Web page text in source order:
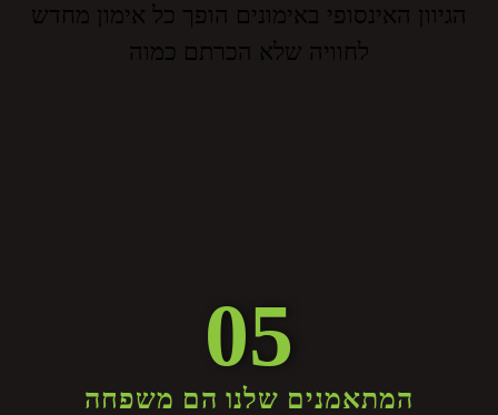
הגיוון האינסופי באימונים הופך כל אימון מחדש
לחוויה שלא הכרתם כמוה
05
המתאמנים שלנו הם משפחה